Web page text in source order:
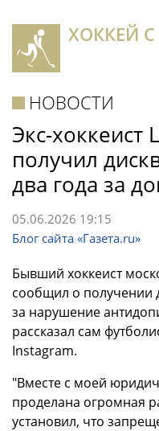
ХОККЕЙ
НОВОСТИ
Экс-хоккеист
получил
два года за
05.06.2026 19:15
Блог сайта «Газета.ru»
Бывший хоккеист
сообщил о получении
за нарушение
рассказал сам
Instagram.
"Вместе с моей
проделана огромная
установил, что